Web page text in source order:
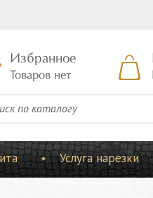
Избранное
Товаров нет
Услуга нарезки